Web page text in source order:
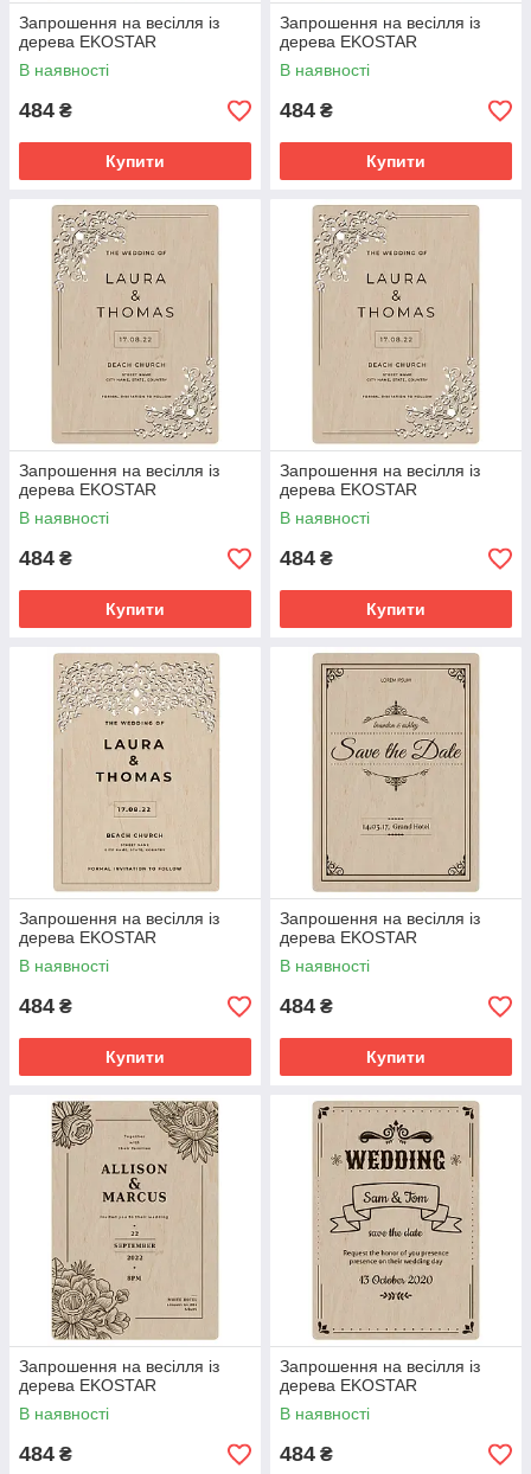
Запрошення на весілля із
дерева EKOSTAR
В наявності
484 ₴
Купити
Запрошення на весілля із
дерева EKOSTAR
В наявності
484 ₴
Купити
Запрошення на весілля із
дерева EKOSTAR
В наявності
484 ₴
Купити
Запрошення на весілля із
дерева EKOSTAR
В наявності
484 ₴
Купити
Запрошення на весілля із
дерева EKOSTAR
В наявності
484 ₴
Купити
Запрошення на весілля із
дерева EKOSTAR
В наявності
484 ₴
Купити
Запрошення на весілля із
дерева EKOSTAR
В наявності
484 ₴
Запрошення на весілля із
дерева EKOSTAR
В наявності
484 ₴